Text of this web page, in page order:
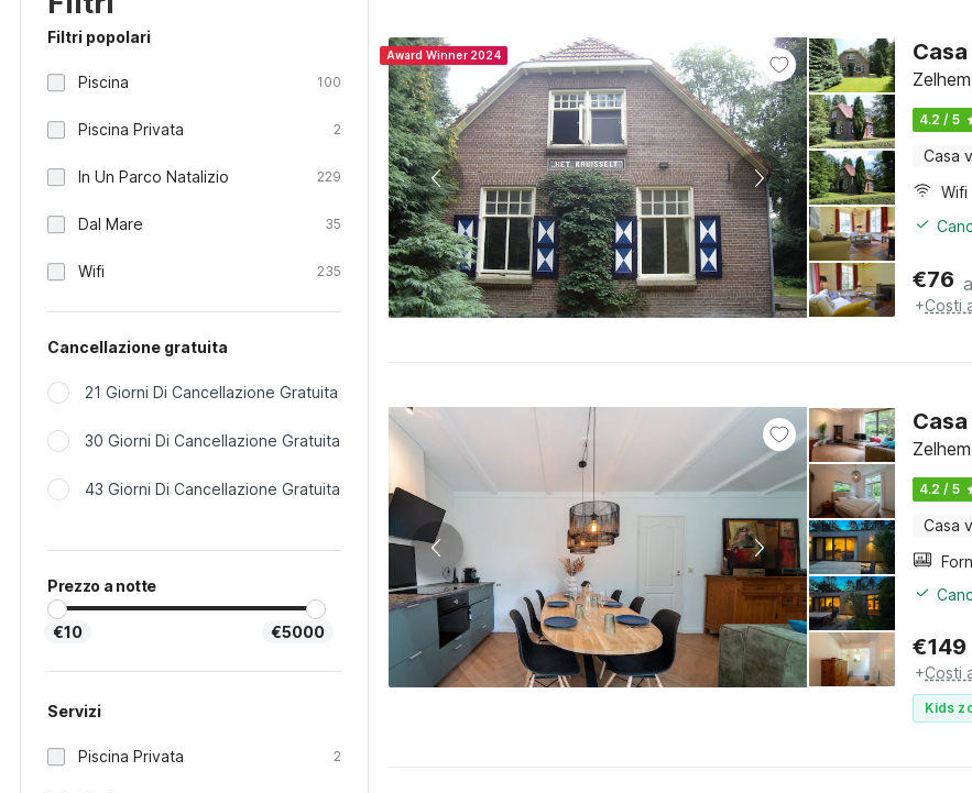
Filtri popolari
Piscina 100
Piscina Privata 2
In Un Parco Natalizio 229
Dal Mare 35
Wifi 235
Cancellazione gratuita
21 Giorni Di Cancellazione Gratuita
30 Giorni Di Cancellazione Gratuita
43 Giorni Di Cancellazione Gratuita
Prezzo a notte
€10 €5000
Servizi
Piscina Privata 2
Award Winner 2024
4.2 / 5
Casa
Wifi
€76
+Costi
4.2 / 5
Casa
€149
+Costi
Kids